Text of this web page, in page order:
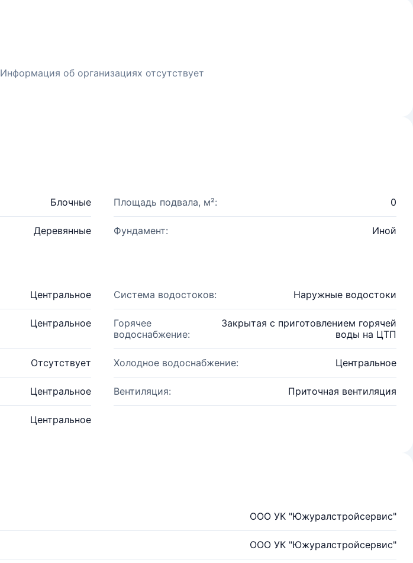
Информация об организациях отсутствует
Блочные Площадь подвала, м²: 0
Деревянные Фундамент: Иной
Центральное Система водостоков: Наружные водостоки
Центральное
Горячее
водоснабжение:
Закрытая с приготовлением горячей
воды на ЦТП
Отсутствует Холодное водоснабжение: Центральное
Центральное Вентиляция: Приточная вентиляция
Центральное
ООО УК "Южуралстройсервис"
ООО УК "Южуралстройсервис"